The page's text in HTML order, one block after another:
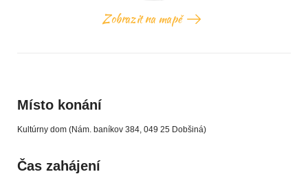
Zobrazit na mapě
Místo konání
Kultúrny dom (Nám. baníkov 384, 049 25 Dobšiná)
Čas zahájení